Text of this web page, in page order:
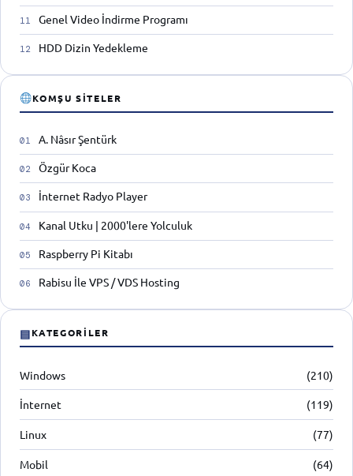
Genel Video İndirme Programı
HDD Dizin Yedekleme
KOMŞU SITELER
A. Nâsır Şentürk
Özgür Koca
İnternet Radyo Player
Kanal Utku | 2000'lere Yolculuk
Raspberry Pi Kitabı
Rabisu İle VPS / VDS Hosting
▤KATEGORILER
Windows (210)
İnternet (119)
Linux (77)
Mobil (64)